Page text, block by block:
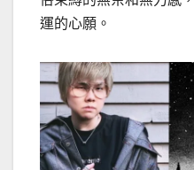
運的心願。